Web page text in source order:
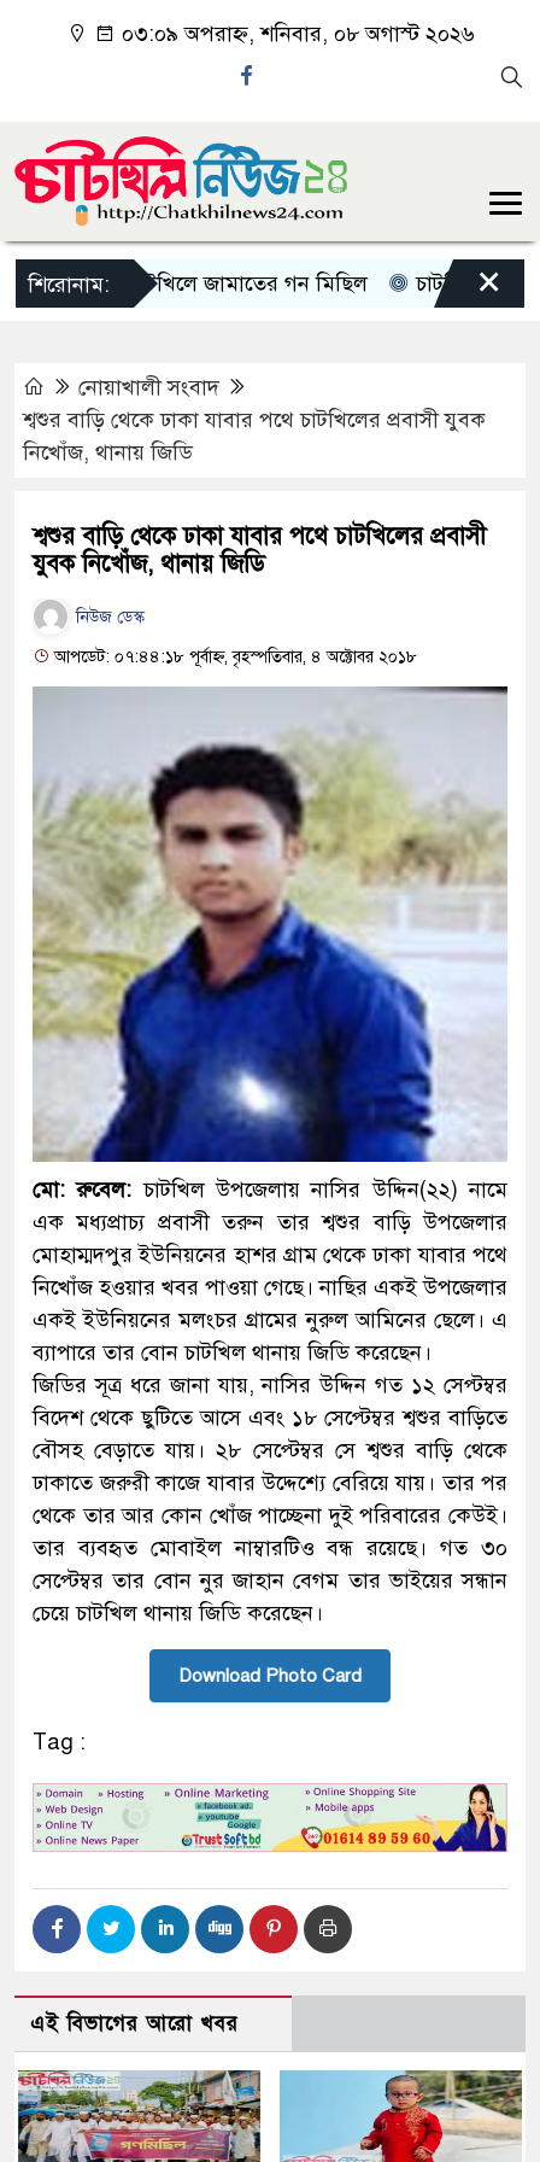
০৩:০৯ অপরাহ্ন, শনিবার, ০৮ অগাস্ট ২০২৬
শিরোনাম:চাটখিলে জামাতের গন মিছিল চাটখিলে পানিতে
×
নোয়াখালী সংবাদ
শ্বশুর বাড়ি থেকে ঢাকা যাবার পথে চাটখিলের প্রবাসী যুবক
নিখোঁজ, থানায় জিডি
শ্বশুর বাড়ি থেকে ঢাকা যাবার পথে চাটখিলের প্রবাসী
যুবক নিখোঁজ, থানায় জিডি
নিউজ ডেস্ক
আপডেট: ০৭:৪৪:১৮ পূর্বাহ্ন, বৃহস্পতিবার, ৪ অক্টোবর ২০১৮
মো: রুবেল: চাটখিল উপজেলায় নাসির উদ্দিন(২২) নামে
এক মধ্যপ্রাচ্য প্রবাসী তরুন তার শ্বশুর বাড়ি উপজেলার
মোহাম্মদপুর ইউনিয়নের হাশর গ্রাম থেকে ঢাকা যাবার পথে
নিখোঁজ হওয়ার খবর পাওয়া গেছে। নাছির একই উপজেলার
একই ইউনিয়নের মলংচর গ্রামের নুরুল আমিনের ছেলে। এ
ব্যাপারে তার বোন চাটখিল থানায় জিডি করেছেন।
জিডির সূত্র ধরে জানা যায়, নাসির উদ্দিন গত ১২ সেপ্টম্বর
বিদেশ থেকে ছুটিতে আসে এবং ১৮ সেপ্টেম্বর শ্বশুর বাড়িতে
বৌসহ বেড়াতে যায়। ২৮ সেপ্টেম্বর সে শ্বশুর বাড়ি থেকে
ঢাকাতে জরুরী কাজে যাবার উদ্দেশ্যে বেরিয়ে যায়। তার পর
থেকে তার আর কোন খোঁজ পাচ্ছেনা দুই পরিবারের কেউই।
তার ব্যবহৃত মোবাইল নাম্বারটিও বন্ধ রয়েছে। গত ৩০
সেপ্টেম্বর তার বোন নুর জাহান বেগম তার ভাইয়ের সন্ধান
চেয়ে চাটখিল থানায় জিডি করেছেন।
Download Photo Card
Tag :
এই বিভাগের আরো খবর